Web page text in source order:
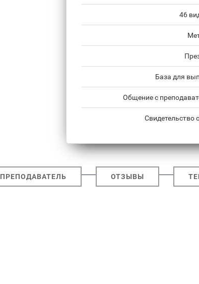
46
База для
Общение с
Свидетельство
ПРЕПОДАВАТЕЛЬ ОТЗЫВЫ